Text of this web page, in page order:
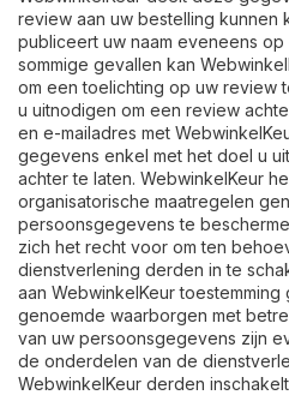
review aan uw bestelling kunnen
publiceert uw naam eveneens
sommige gevallen kan
om een toelichting op uw review
u uitnodigen om een review
en e-mailadres met
gegevens enkel met het doel u
achter te laten. WebwinkelKeur
organisatorische maatregelen
persoonsgegevens te
zich het recht voor om ten
dienstverlening derden in te
aan WebwinkelKeur
genoemde waarborgen met
van uw persoonsgegevens zijn
de onderdelen van de
WebwinkelKeur derden